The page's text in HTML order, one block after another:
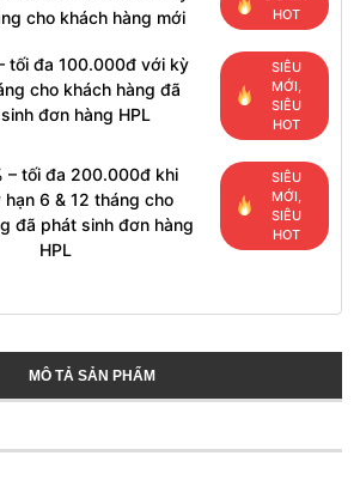
cho khách hàng mới
HOT
tối đa 100.000đ với kỳ
cho khách hàng đã
đơn hàng HPL
SIÊU
MỚI,
SIÊU
HOT
– tối đa 200.000đ khi
hạn 6 & 12 tháng cho
đã phát sinh đơn hàng
HPL
SIÊU
MỚI,
SIÊU
HOT
MÔ TẢ SẢN PHẨM